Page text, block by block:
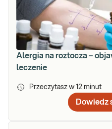
Alergia na roztocza –
leczenie
Przeczytasz w 12 minut
Dowiedz